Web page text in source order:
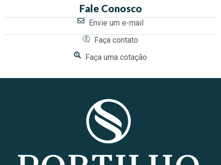
Fale Conosco
Envie um e-mail
Faça contato
Faça uma cotação